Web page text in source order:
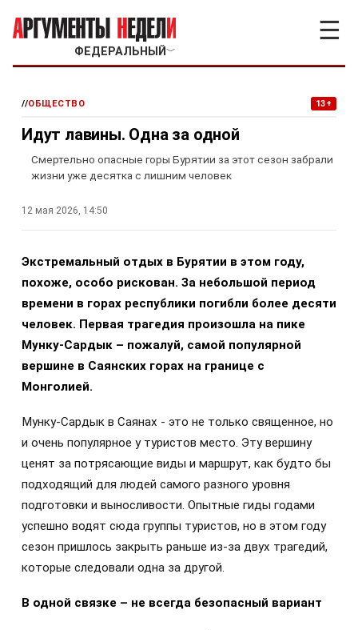
ФЕДЕРАЛЬНЫЙ ﹀
☰
//ОБЩЕСТВО 13+
Идут лавины. Одна за одной
Смертельно опасные горы Бурятии за этот сезон забрали
жизни уже десятка с лишним человек
12 мая 2026, 14:50
Экстремальный отдых в Бурятии в этом году,
похоже, особо рискован. За небольшой период
времени в горах республики погибли более десяти
человек. Первая трагедия произошла на пике
Мунку-Сардык – пожалуй, самой популярной
вершине в Саянских горах на границе с
Монголией.
Мунку-Сардык в Саянах - это не только священное, но
и очень популярное у туристов место. Эту вершину
ценят за потрясающие виды и маршрут, как будто бы
подходящий для людей самого разного уровня
подготовки и выносливости. Опытные гиды годами
успешно водят сюда группы туристов, но в этом году
сезон пришлось закрыть раньше из-за двух трагедий,
которые следовали одна за другой.
В одной связке – не всегда безопасный вариант